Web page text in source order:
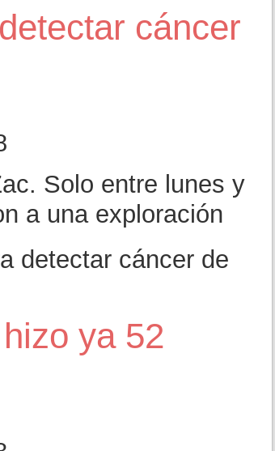
cáncer
Solo entre lunes y
a una exploración
detectar cáncer de
ya 52